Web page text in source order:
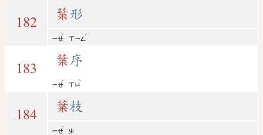
182
葉形
ㄧㄝ
ˋ
ㄒㄧㄥ
ˊ
183
葉序
ㄧㄝ
ˋ
ㄒㄩ
ˋ
184
葉枝
ㄧㄝ
ˋ
ㄓ